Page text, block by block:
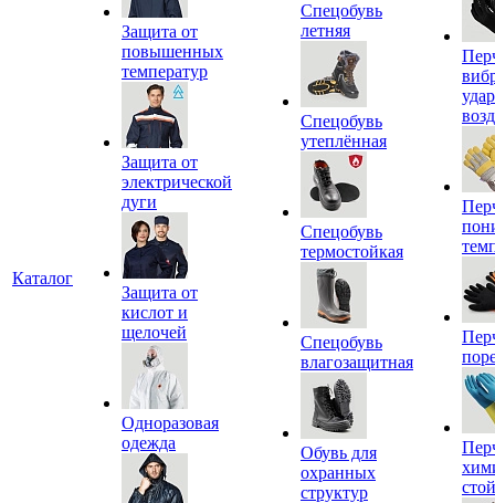
Каталог
Защита от
повышенных
температур
Защита от
электрической
дуги
Защита от
кислот и
щелочей
Одноразовая
одежда
Спецобувь
летняя
Спецобувь
утеплённая
Спецобувь
термостойкая
Спецобувь
влагозащитная
Обувь для
охранных
структур